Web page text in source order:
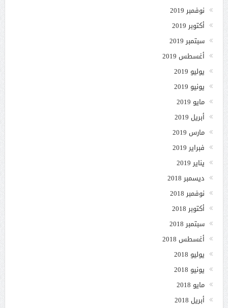
نوفمبر 2019
أكتوبر 2019
سبتمبر 2019
أغسطس 2019
يوليو 2019
يونيو 2019
مايو 2019
أبريل 2019
مارس 2019
فبراير 2019
يناير 2019
ديسمبر 2018
نوفمبر 2018
أكتوبر 2018
سبتمبر 2018
أغسطس 2018
يوليو 2018
يونيو 2018
مايو 2018
أبريل 2018